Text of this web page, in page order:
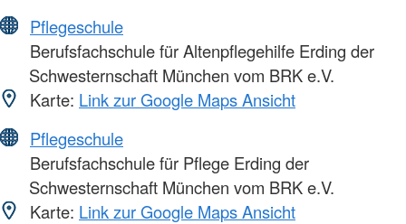
Pflegeschule
Berufsfachschule für Altenpflegehilfe Erding der
Schwesternschaft München vom BRK e.V.
Karte: Link zur Google Maps Ansicht
Pflegeschule
Berufsfachschule für Pflege Erding der
Schwesternschaft München vom BRK e.V.
Karte: Link zur Google Maps Ansicht